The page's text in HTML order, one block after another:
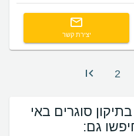
יצירת קשר
2
סוגרים באי
גם: